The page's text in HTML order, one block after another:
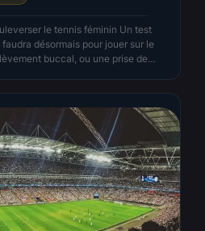
le tennis féminin Un test
faudra désormais pour jouer sur le
buccal, ou une prise de